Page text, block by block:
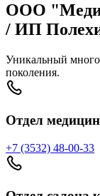
ООО
/ ИП
Уникальный
поколения.
Отдел
+7 (3532) 48-00-33